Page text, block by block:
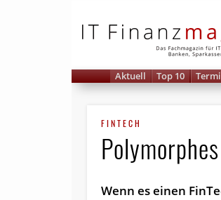
Aktuell Top 10
FINTECH
Wenn es einen